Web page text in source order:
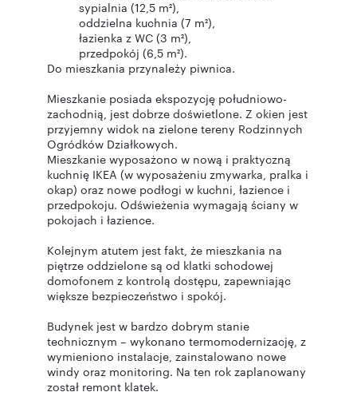
sypialnia (12,5 m²),
oddzielna kuchnia (7 m²),
łazienka z WC (3 m²),
przedpokój (6,5 m²).
Do mieszkania przynależy piwnica.
Mieszkanie posiada ekspozycję południowo-
zachodnią, jest dobrze doświetlone. Z okien jest
przyjemny widok na zielone tereny Rodzinnych
Ogródków Działkowych.
Mieszkanie wyposażono w nową i praktyczną
kuchnię IKEA (w wyposażeniu zmywarka, pralka i
okap) oraz nowe podłogi w kuchni, łazience i
przedpokoju. Odświeżenia wymagają ściany w
pokojach i łazience.
Kolejnym atutem jest fakt, że mieszkania na
piętrze oddzielone są od klatki schodowej
domofonem z kontrolą dostępu, zapewniając
większe bezpieczeństwo i spokój.
Budynek jest w bardzo dobrym stanie
technicznym – wykonano termomodernizację, z
wymieniono instalacje, zainstalowano nowe
windy oraz monitoring. Na ten rok zaplanowany
został remont klatek.